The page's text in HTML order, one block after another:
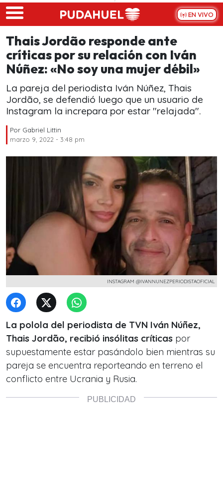
Skip to main content
EN VIVO
Thais Jordão responde ante
críticas por su relación con Iván
Núñez: «No soy una mujer débil»
La pareja del periodista Iván Núñez, Thais
Jordão, se defendió luego que un usuario de
Instagram la increpara por estar "relajada".
Por Gabriel Littin
marzo 9, 2022 - 3:48 pm
INSTAGRAM @IVANNUNEZPERIODISTAOFICIAL
La polola del periodista de TVN Iván Núñez,
Thais Jordão, recibió insólitas críticas por
supuestamente estar pasándolo bien mientras su
pareja se encuentra reporteando en terreno el
conflicto entre Ucrania y Rusia.